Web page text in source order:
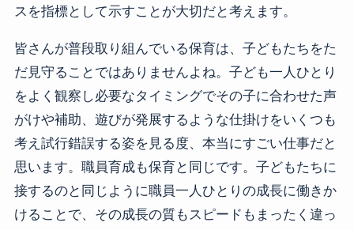
スを指標として示すことが大切だと考えます。
皆さんが普段取り組んでいる保育は、子どもたちをた
だ見守ることではありませんよね。子ども一人ひとり
をよく観察し必要なタイミングでその子に合わせた声
がけや補助、遊びが発展するような仕掛けをいくつも
考え試行錯誤する姿を見る度、本当にすごい仕事だと
思います。職員育成も保育と同じです。子どもたちに
接するのと同じように職員一人ひとりの成長に働きか
けることで、その成長の質もスピードもまったく違っ